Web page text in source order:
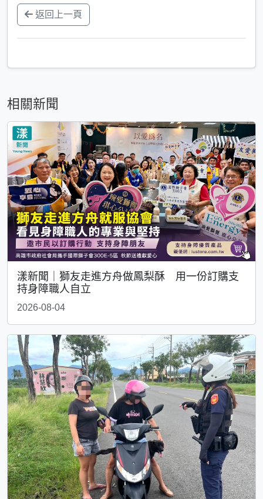
返回上一頁
相關新聞
漾新聞｜獅友走進方舟做鳳梨酥 用一份訂購支
持身障職人自立
2026-08-04